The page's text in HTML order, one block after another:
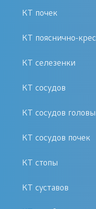
КТ почек
КТ пояснично-
КТ селезенки
КТ сосудов
КТ сосудов головы
КТ сосудов почек
КТ стопы
КТ суставов